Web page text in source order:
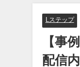
Lステップ
【事
配信